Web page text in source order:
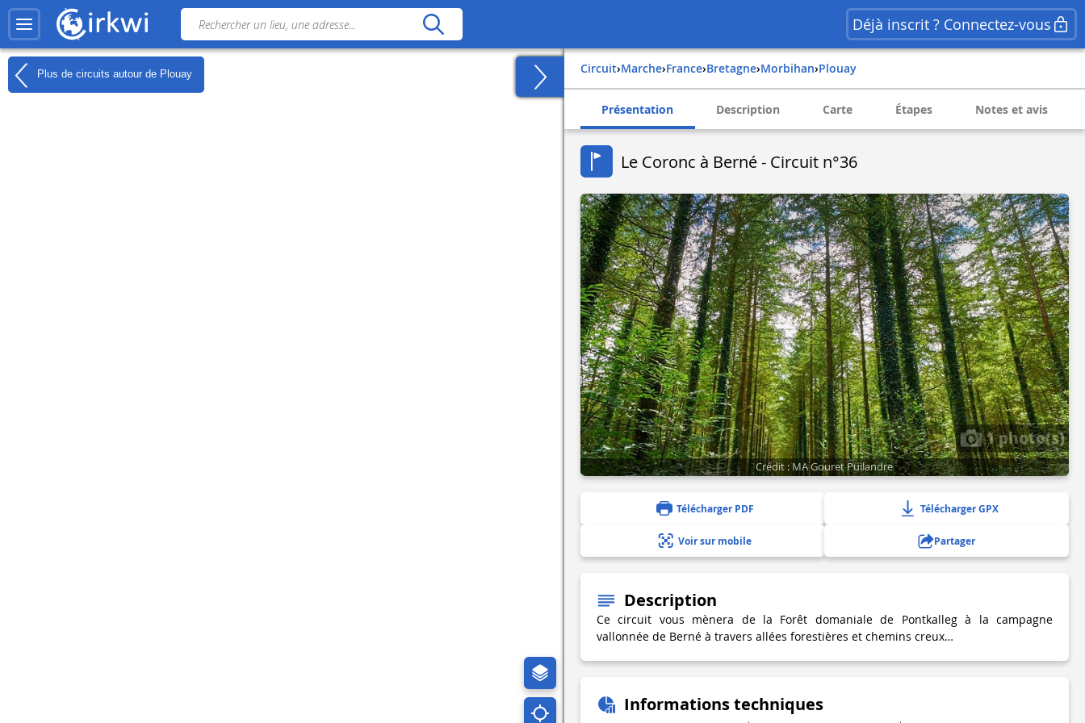
Déjà inscrit ? Connectez-vous
Plus de circuits autour de Plouay Circuit› Marche› france› bretagne› morbihan› plouay
Présentation Description Carte Étapes Notes et avis
Le Coronc à Berné - Circuit n°36
1 photo(s)
Crédit : MA Gouret Puilandre
Télécharger PDF Télécharger GPX
Voir sur mobile Partager
Description
Ce circuit vous mènera de la Forêt domaniale de Pontkalleg à la campagne
vallonnée de Berné à travers allées forestières et chemins creux…
Informations techniques